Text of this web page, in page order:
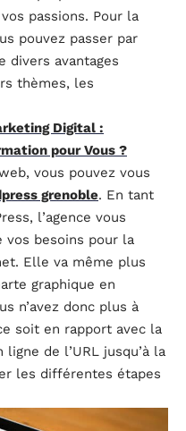
passions. Pour la
pouvez passer par
divers avantages
thèmes, les
Digital :
pour Vous ?
vous pouvez vous
grenoble. En tant
l’agence vous
vos besoins pour la
Elle va même plus
graphique en
n’avez donc plus à
soit en rapport avec la
de l’URL jusqu’à la
les différentes étapes